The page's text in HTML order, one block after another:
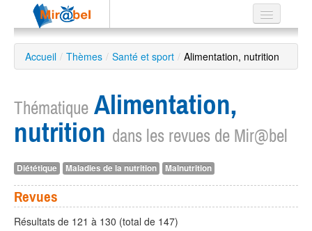
Le réseau
Soutien
Recherche
avancée
EN
ES
Accueil / Thèmes / Santé et sport / Alimentation, nutrition
Thématique Alimentation,
nutrition dans les revues de Mir@bel
Diététique Maladies de la nutrition Malnutrition
Revues
Résultats de 121 à 130 (total de 147)